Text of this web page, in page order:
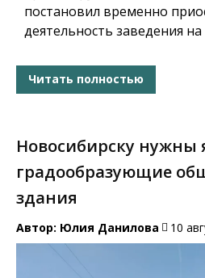
постановил временно
деятельность заведения на
Читать полностью
Новосибирску нужны
градообразующие
здания
Автор: Юлия Данилова 10